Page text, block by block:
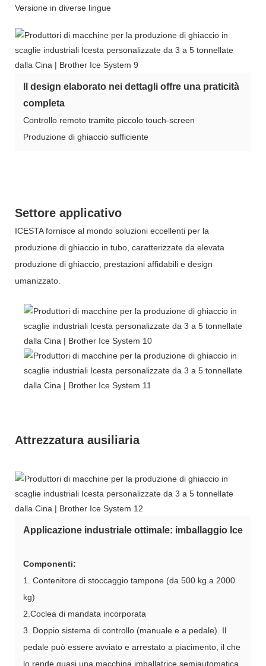
Versione in diverse lingue
Il design elaborato nei dettagli offre una praticità
completa
Controllo remoto tramite piccolo touch-screen
Produzione di ghiaccio sufficiente
Settore applicativo
ICESTA fornisce al mondo soluzioni eccellenti per la
produzione di ghiaccio in tubo, caratterizzate da elevata
produzione di ghiaccio, prestazioni affidabili e design
umanizzato.
Attrezzatura ausiliaria
Applicazione industriale ottimale: imballaggio lce
Componenti:
1. Contenitore di stoccaggio tampone (da 500 kg a 2000
kg)
2.Coclea di mandata incorporata
3. Doppio sistema di controllo (manuale e a pedale). Il
pedale può essere avviato e arrestato a piacimento, il che
lo rende quasi una macchina imballatrice semiautomatica.